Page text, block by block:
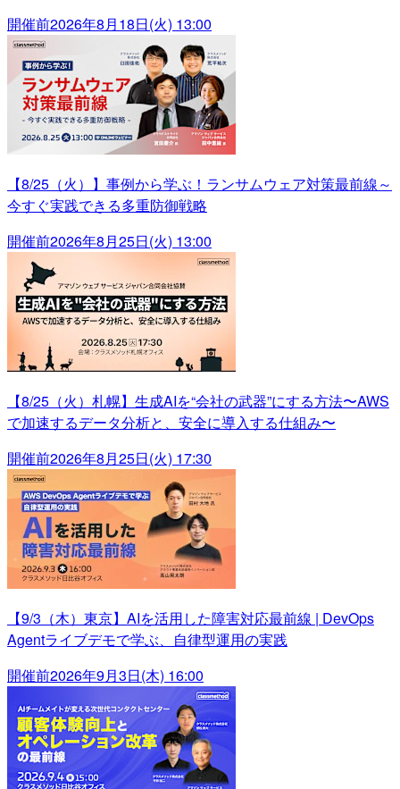
開催前2026年8月18日(火) 13:00
【8/25（火）】事例から学ぶ！ランサムウェア対策最前線～
今すぐ実践できる多重防御戦略
開催前2026年8月25日(火) 13:00
【8/25（火）札幌】生成AIを“会社の武器”にする方法〜AWS
で加速するデータ分析と、安全に導入する仕組み〜
開催前2026年8月25日(火) 17:30
【9/3（木）東京】AIを活用した障害対応最前線 | DevOps
Agentライブデモで学ぶ、自律型運用の実践
開催前2026年9月3日(木) 16:00